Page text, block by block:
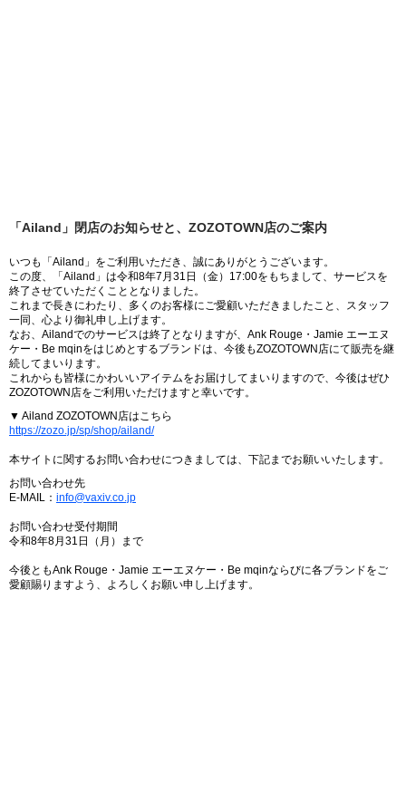
「Ailand」閉店のお知らせと、ZOZOTOWN店のご案内
いつも「Ailand」をご利用いただき、誠にありがとうございます。
この度、「Ailand」は令和8年7月31日（金）17:00をもちまして、サービスを
終了させていただくこととなりました。
これまで長きにわたり、多くのお客様にご愛顧いただきましたこと、スタッフ
一同、心より御礼申し上げます。
なお、Ailandでのサービスは終了となりますが、Ank Rouge・Jamie エーエヌ
ケー・Be mqinをはじめとするブランドは、今後もZOZOTOWN店にて販売を継
続してまいります。
これからも皆様にかわいいアイテムをお届けしてまいりますので、今後はぜひ
ZOZOTOWN店をご利用いただけますと幸いです。
▼ Ailand ZOZOTOWN店はこちら
https://zozo.jp/sp/shop/ailand/
本サイトに関するお問い合わせにつきましては、下記までお願いいたします。
お問い合わせ先
E-MAIL： info@vaxiv.co.jp
お問い合わせ受付期間
令和8年8月31日（月）まで
今後ともAnk Rouge・Jamie エーエヌケー・Be mqinならびに各ブランドをご
愛顧賜りますよう、よろしくお願い申し上げます。